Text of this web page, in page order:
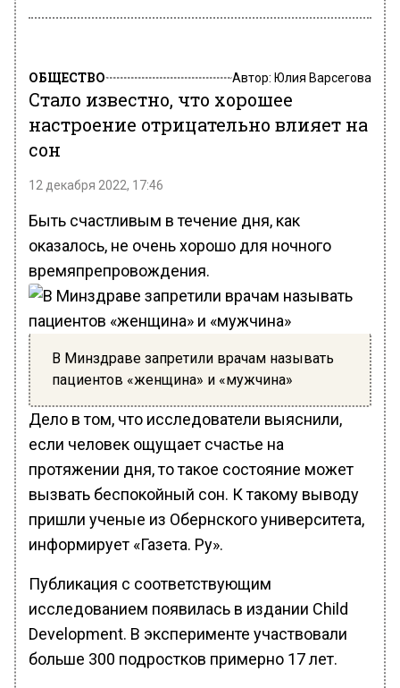
ОБЩЕСТВО Автор: Юлия Варсегова
Стало известно, что хорошее
настроение отрицательно влияет на
сон
12 декабря 2022, 17:46
Быть счастливым в течение дня, как
оказалось, не очень хорошо для ночного
времяпрепровождения.
В Минздраве запретили врачам называть
пациентов «женщина» и «мужчина»
Дело в том, что исследователи выяснили,
если человек ощущает счастье на
протяжении дня, то такое состояние может
вызвать беспокойный сон. К такому выводу
пришли ученые из Обернского университета,
информирует «Газета. Ру».
Публикация с соответствующим
исследованием появилась в издании Child
Development. В эксперименте участвовали
больше 300 подростков примерно 17 лет.